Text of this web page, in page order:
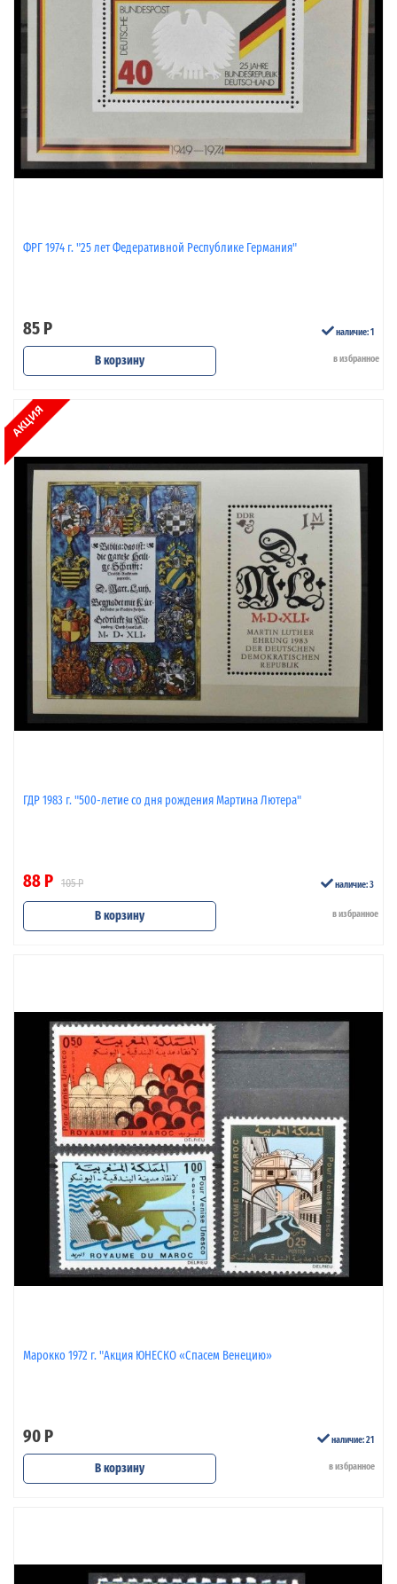
ФРГ 1974 г. "25 лет Федеративной Республике Германия"
85 Р наличие: 1
В корзину в избранное
ГДР 1983 г. "500-летие со дня рождения Мартина Лютера"
АКЦИЯ
88 Р 105 Р наличие: 3
В корзину в избранное
Марокко 1972 г. "Акция ЮНЕСКО «Спасем Венецию»
90 Р наличие: 21
В корзину в избранное